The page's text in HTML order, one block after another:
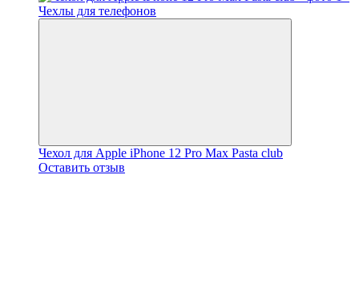
Чехол для Apple iPhone 12 Pro Max Pasta club
Оставить отзыв